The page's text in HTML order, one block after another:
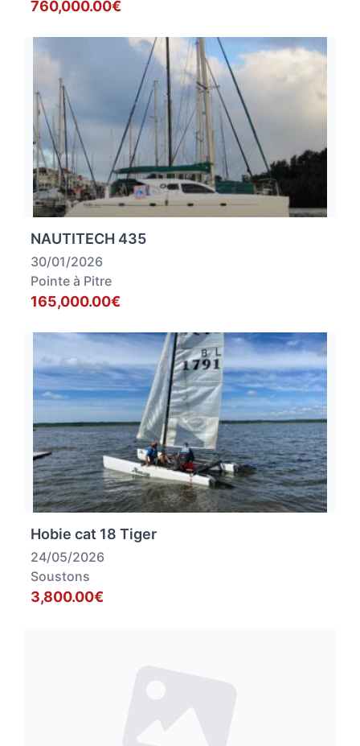
760,000.00€
NAUTITECH 435
30/01/2026
Pointe à Pitre
165,000.00€
Hobie cat 18 Tiger
24/05/2026
Soustons
3,800.00€